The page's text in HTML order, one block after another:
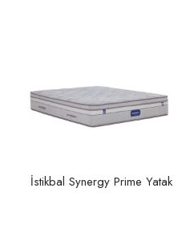
İstikbal Synergy Prime Yatak